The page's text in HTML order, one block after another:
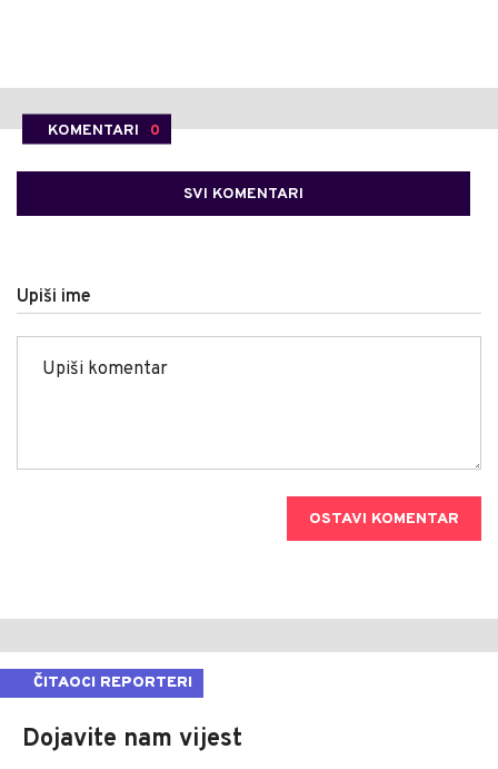
KOMENTARI 0
SVI KOMENTARI
Upiši ime
OSTAVI KOMENTAR
ČITAOCI REPORTERI
Dojavite nam vijest